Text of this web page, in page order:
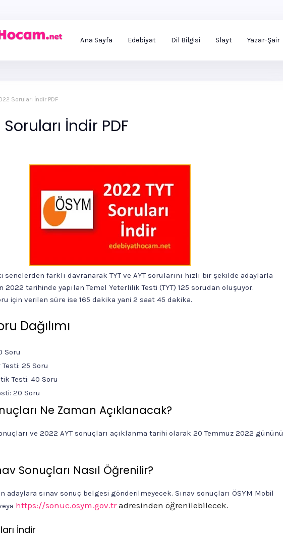
Ana Sayfa Edebiyat Dil Bilgisi Slayt Yazar-Şair
Soruları İndir PDF
Soruları İndir PDF
senelerden farklı davranarak TYT ve AYT sorularını hızlı bir şekilde adaylarla
2022 tarihinde yapılan Temel Yeterlilik Testi (TYT) 125 sorudan oluşuyor.
için verilen süre ise 165 dakika yani 2 saat 45 dakika.
Dağılımı
Soru
25 Soru
Testi: 40 Soru
20 Soru
Ne Zaman Açıklanacak?
ve 2022 AYT sonuçları açıklanma tarihi olarak 20 Temmuz 2022 gününü
Sonuçları Nasıl Öğrenilir?
adaylara sınav sonuç belgesi gönderilmeyecek. Sınav sonuçları ÖSYM Mobil
https://sonuc.osym.gov.tradresinden öğrenilebilecek.
İndir